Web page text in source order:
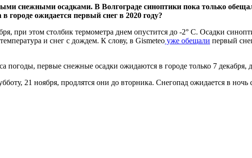
снежными осадками. В Волгограде синоптики пока только
ожидается первый снег в 2020 году?
при этом столбик термометра днем опустится до -2° С. Осадки
и снег с дождем. К слову, в Gismeteo уже обещали первый
первые снежные осадки ожидаются в городе только 7 декабря,
21 ноября, продлятся они до вторника. Снегопад ожидается в ночь